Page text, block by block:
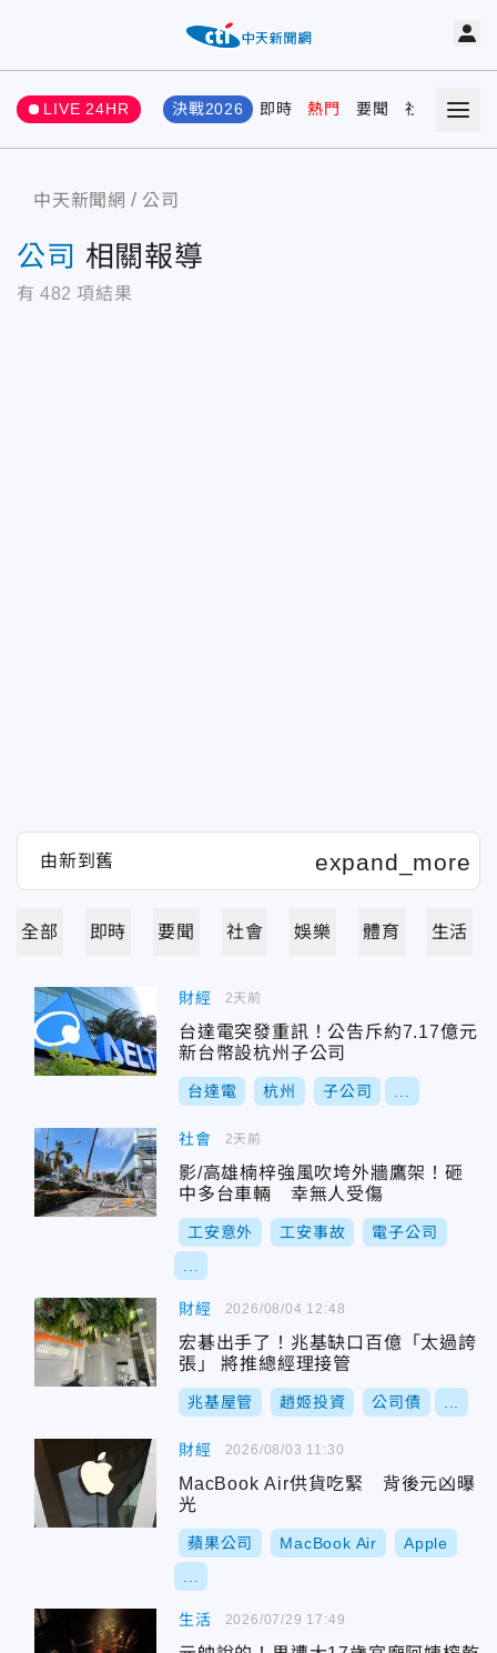
LIVE 24HR 決戰2026 即時 熱門 要聞 社會 娛樂
中天新聞網 公司
公司 相關報導
有 482 項結果
全部 即時 要聞 社會 娛樂 體育 生活
財經
台達電突發重訊！公告斥約7.17億元
新台幣設杭州子公司
台達電 杭州 子公司
2天前
社會
影/高雄楠梓強風吹垮外牆鷹架！砸
中多台車輛 幸無人受傷
工安意外 工安事故 電子公司
2天前
財經
宏碁出手了！兆基缺口百億「太過誇
張」 將推總經理接管
兆基屋管 趙姬投資 公司債
2026/08/04 12:48
財經
MacBook Air供貨吃緊 背後元凶曝
光
蘋果公司 MacBook Air Apple
2026/08/03 11:30
生活 2026/07/29 17:49